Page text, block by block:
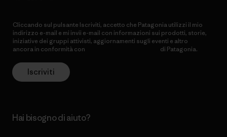
Cliccando sul pulsante Iscriviti, accetto che Patagonia utilizzi il mio
indirizzo e-mail e mi invii e-mail con informazioni sui prodotti, storie,
iniziative dei gruppi attivisti, aggiornamenti sugli eventi e altro
ancora in conformità con
di Patagonia.
Iscriviti
Hai bisogno di aiuto?